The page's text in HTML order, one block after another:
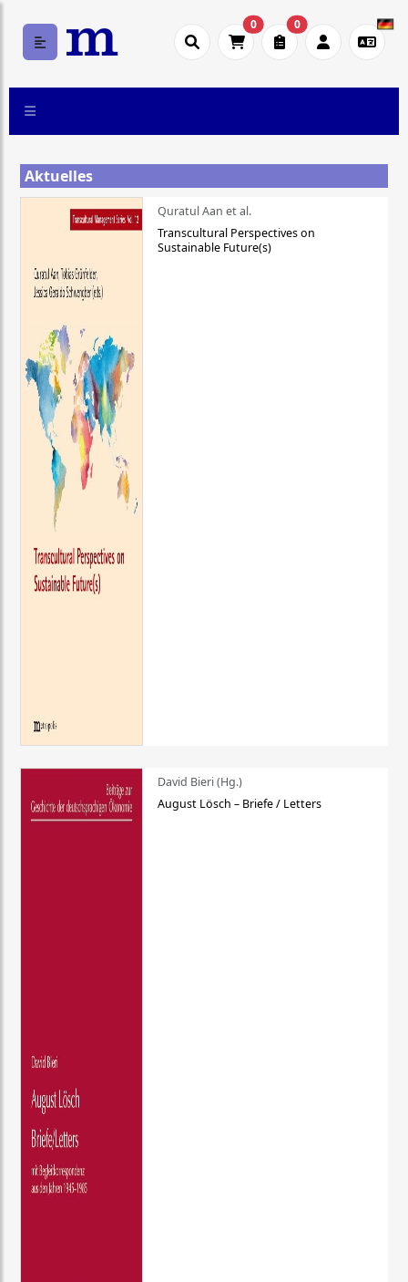
0 0
Aktuelles
Quratul Aan et al.
Transcultural Perspectives on
Sustainable Future(s)
David Bieri (Hg.)
August Lösch – Briefe / Letters